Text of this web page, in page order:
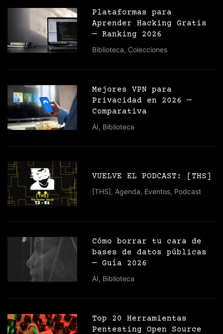
Plataformas para
Aprender Hacking Gratis
— Ranking 2026
Biblioteca, Colecciones
Mejores VPN para
Privacidad en 2026 —
Comparativa
AI, Biblioteca
VUELVE EL PODCAST: [THS]
[THS], Agenda, Eventos, Podcast
Cómo borrar tu cara de
bases de datos públicas
— Guía 2026
AI, Biblioteca
Top 20 Herramientas
Pentesting Open Source